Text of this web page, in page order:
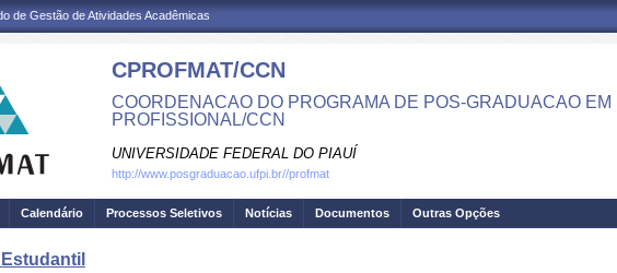
de Gestão de Atividades Acadêmicas
CPROFMAT/CCN
COORDENACAO DO PROGRAMA DE POS-GRADUACAO EM
PROFISSIONAL/CCN
UNIVERSIDADE FEDERAL DO PIAUÍ
http://www.posgraduacao.ufpi.br//profmat
Calendário Processos Seletivos Notícias Documentos Outras Opções